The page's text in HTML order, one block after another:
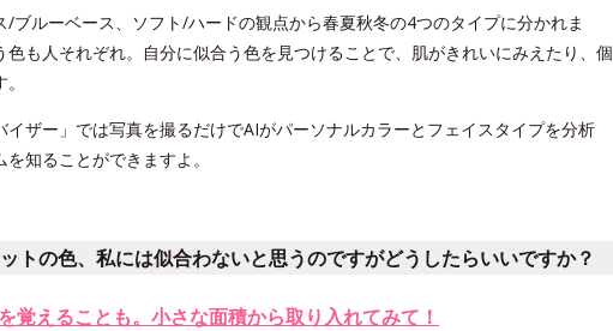
ブルーベース、ソフト/ハードの観点から春夏秋冬の4つのタイプに分かれま
も人それぞれ。自分に似合う色を見つけることで、肌がきれいにみえたり、個
ザー」では写真を撮るだけでAIがパーソナルカラーとフェイスタイプを分析
知ることができますよ。
トの色、私には似合わないと思うのですがどうしたらいいですか？
覚えることも。小さな面積から取り入れてみて！